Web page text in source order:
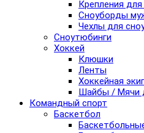
Крепления
Сноуборды
Чехлы для
Сноутюбинги
Хоккей
Клюшки
Ленты
Хоккейная
Шайбы / Мячи
Командный спорт
Баскетбол